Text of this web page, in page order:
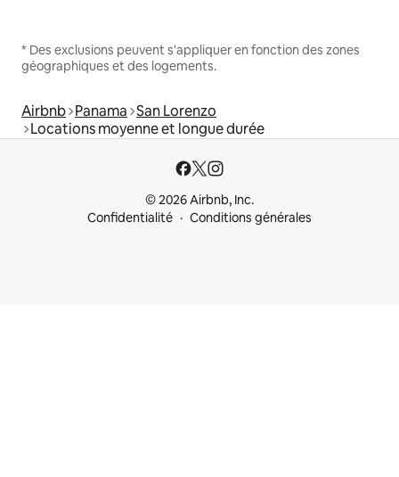
* Des exclusions peuvent s'appliquer en fonction des zones
géographiques et des logements.
Airbnb Panama San Lorenzo
Locations moyenne et longue durée
© 2026 Airbnb, Inc.
Confidentialité
Conditions générales